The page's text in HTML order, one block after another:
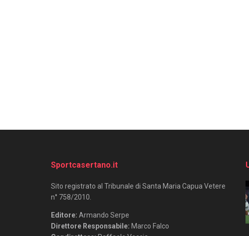
Sportcasertano.it
Sito registrato al Tribunale di Santa Maria Capua Vetere
n° 758/2010.
Editore: Armando Serpe
Direttore Responsabile: Marco Falco